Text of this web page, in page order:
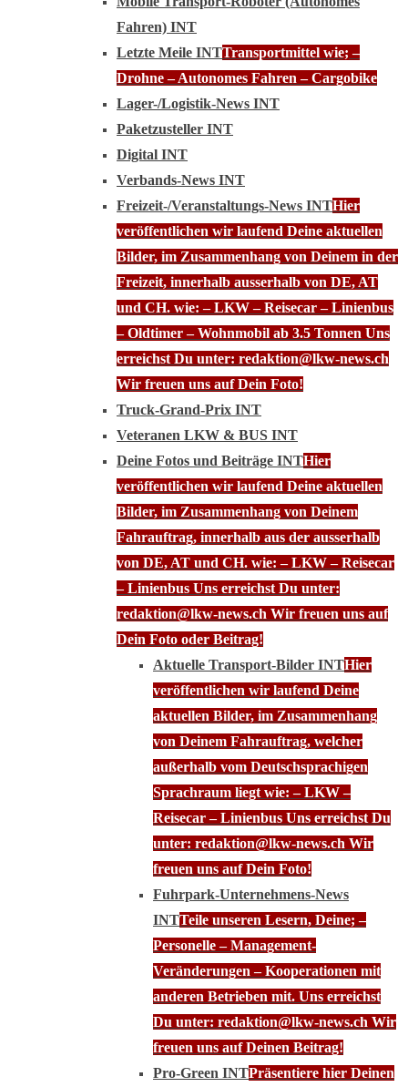
Fahren) INT
Letzte Meile INTTransportmittel wie; –
Drohne – Autonomes Fahren – Cargobike
Lager-/Logistik-News INT
Paketzusteller INT
Digital INT
Verbands-News INT
Freizeit-/Veranstaltungs-News INTHier
veröffentlichen wir laufend Deine aktuellen
Bilder, im Zusammenhang von Deinem in der
Freizeit, innerhalb ausserhalb von DE, AT
und CH. wie: – LKW – Reisecar – Linienbus
– Oldtimer – Wohnmobil ab 3.5 Tonnen Uns
erreichst Du unter: redaktion@lkw-news.ch
Wir freuen uns auf Dein Foto!
Truck-Grand-Prix INT
Veteranen LKW & BUS INT
Deine Fotos und Beiträge INTHier
veröffentlichen wir laufend Deine aktuellen
Bilder, im Zusammenhang von Deinem
Fahrauftrag, innerhalb aus der ausserhalb
von DE, AT und CH. wie: – LKW – Reisecar
– Linienbus Uns erreichst Du unter:
redaktion@lkw-news.ch Wir freuen uns auf
Dein Foto oder Beitrag!
Aktuelle Transport-Bilder INTHier
veröffentlichen wir laufend Deine
aktuellen Bilder, im Zusammenhang
von Deinem Fahrauftrag, welcher
außerhalb vom Deutschsprachigen
Sprachraum liegt wie: – LKW –
Reisecar – Linienbus Uns erreichst Du
unter: redaktion@lkw-news.ch Wir
freuen uns auf Dein Foto!
Fuhrpark-Unternehmens-News
INTTeile unseren Lesern, Deine; –
Personelle – Management-
Veränderungen – Kooperationen mit
anderen Betrieben mit. Uns erreichst
Du unter: redaktion@lkw-news.ch Wir
freuen uns auf Deinen Beitrag!
Pro-Green INTPräsentiere hier Deinen